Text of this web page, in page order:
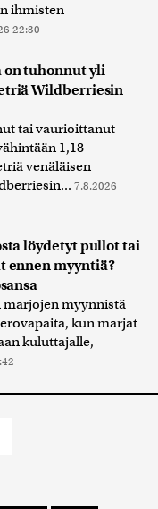
ihmisten
22:30
on tuhonnut yli
Wildberriesin
tai vaurioittanut
1,18
venäläisen
7.8.2026
löydetyt pullot tai
ennen myyntiä?
myynnistä
kun marjat
kuluttajalle,